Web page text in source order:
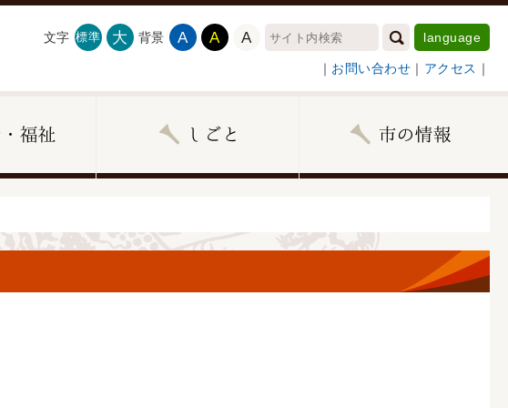
文字 標準 大 背景 A A A language
｜ お問い合わせ ｜ アクセス ｜